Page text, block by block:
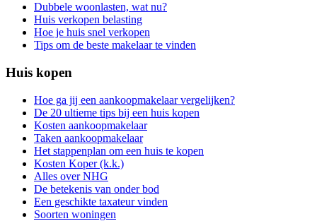
Dubbele woonlasten, wat nu?
Huis verkopen belasting
Hoe je huis snel verkopen
Tips om de beste makelaar te vinden
Huis kopen
Hoe ga jij een aankoopmakelaar vergelijken?
De 20 ultieme tips bij een huis kopen
Kosten aankoopmakelaar
Taken aankoopmakelaar
Het stappenplan om een huis te kopen
Kosten Koper (k.k.)
Alles over NHG
De betekenis van onder bod
Een geschikte taxateur vinden
Soorten woningen